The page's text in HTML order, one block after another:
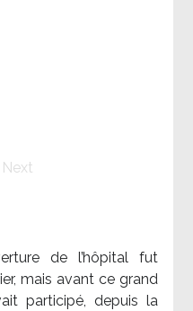
Next
de l’hôpital fut
mais avant ce grand
participé, depuis la